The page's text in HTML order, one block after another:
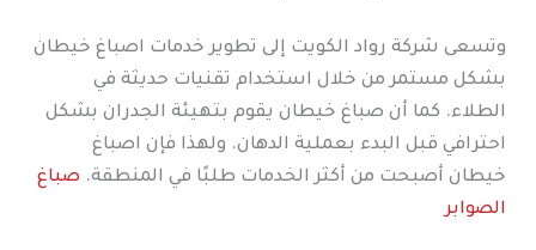
وتسعى شركة رواد الكويت إلى تطوير خدمات اصباغ خيطان
بشكل مستمر من خلال استخدام تقنيات حديثة في
الطلاء. كما أن صباغ خيطان يقوم بتهيئة الجدران بشكل
احترافي قبل البدء بعملية الدهان. ولهذا فإن اصباغ
خيطان أصبحت من أكثر الخدمات طلبًا في المنطقة. صباغ
الصوابر